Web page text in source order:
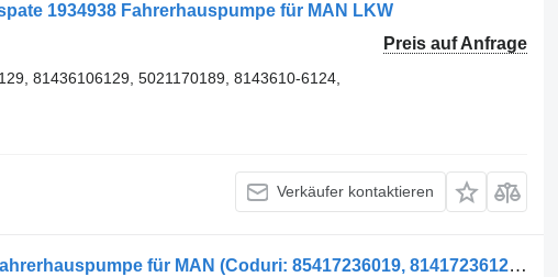
1934938 Fahrerhauspumpe für MAN LKW
Preis auf Anfrage
81436106129, 5021170189, 8143610-6124,
Verkäufer kontaktieren
Pompa de Rabatare Cabină Fahrerhauspumpe für MAN (Coduri: 85417236019, 81417236122) LKW